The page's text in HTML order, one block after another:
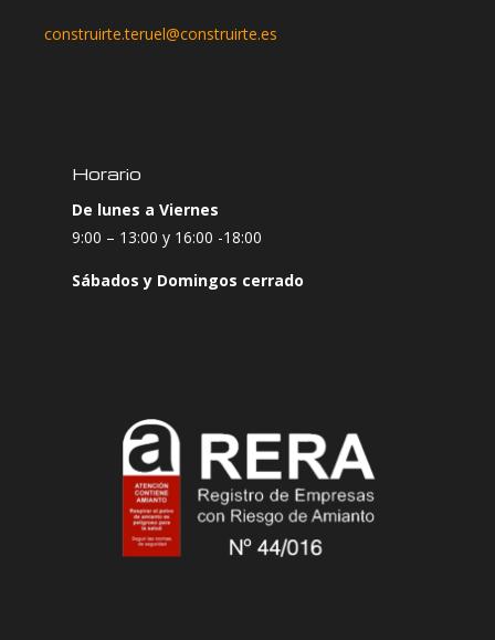
construirte.teruel@construirte.es
Horario
De lunes a Viernes
9:00 – 13:00 y 16:00 -18:00
Sábados y Domingos cerrado